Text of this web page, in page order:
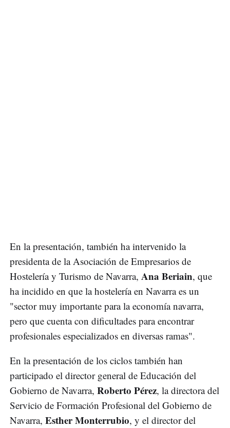
En la presentación, también ha intervenido la
presidenta de la Asociación de Empresarios de
Hostelería y Turismo de Navarra, Ana Beriain, que
ha incidido en que la hostelería en Navarra es un
"sector muy importante para la economía navarra,
pero que cuenta con dificultades para encontrar
profesionales especializados en diversas ramas".
En la presentación de los ciclos también han
participado el director general de Educación del
Gobierno de Navarra, Roberto Pérez, la directora del
Servicio de Formación Profesional del Gobierno de
Navarra, Esther Monterrubio, y el director del